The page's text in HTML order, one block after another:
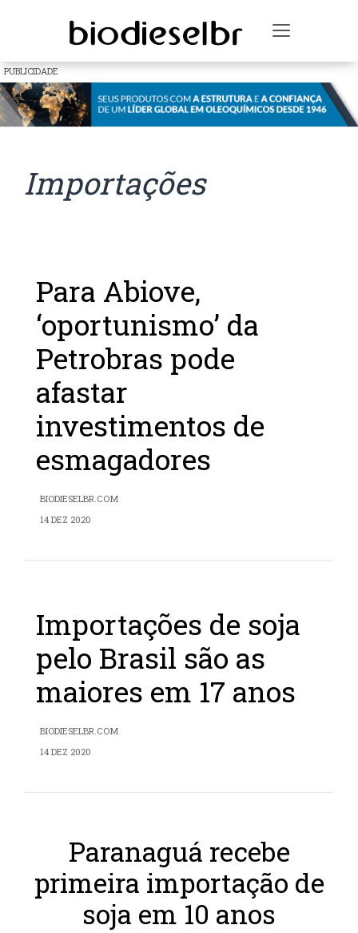
Toggle
PUBLICIDADE
Importações
Para Abiove,
‘oportunismo’ da
Petrobras pode
afastar
investimentos de
esmagadores
BIODIESELBR.COM
14 DEZ 2020
Importações de soja
pelo Brasil são as
maiores em 17 anos
BIODIESELBR.COM
14 DEZ 2020
Paranaguá recebe
primeira importação de
soja em 10 anos